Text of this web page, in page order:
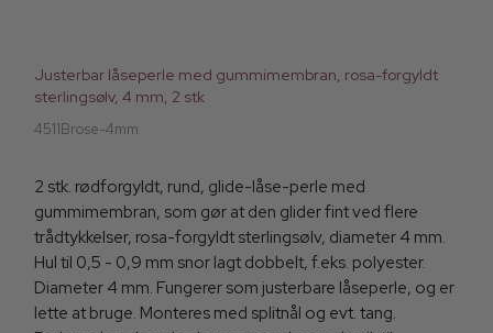
Justerbar låseperle med gummimembran, rosa-forgyldt
sterlingsølv, 4 mm, 2 stk
4511Brose-4mm
2 stk. rødforgyldt, rund, glide-låse-perle med
gummimembran, som gør at den glider fint ved flere
trådtykkelser, rosa-forgyldt sterlingsølv, diameter 4 mm.
Hul til 0,5 - 0,9 mm snor lagt dobbelt, f.eks. polyester.
Diameter 4 mm. Fungerer som justerbare låseperle, og er
lette at bruge. Monteres med splitnål og evt. tang.